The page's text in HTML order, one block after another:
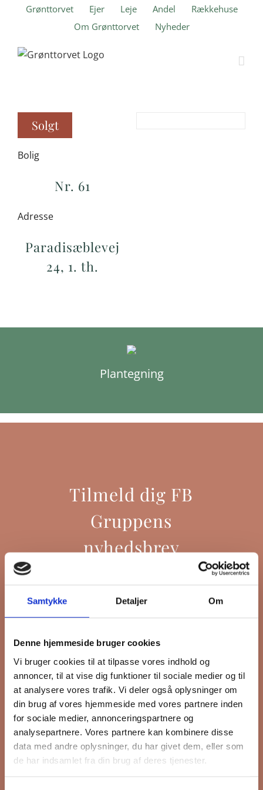
Samtykke Detaljer Om
Denne hjemmeside bruger cookies
Vi bruger cookies til at tilpasse vores indhold og
annoncer, til at vise dig funktioner til sociale medier og til
at analysere vores trafik. Vi deler også oplysninger om
din brug af vores hjemmeside med vores partnere inden
for sociale medier, annonceringspartnere og
analysepartnere. Vores partnere kan kombinere disse
data med andre oplysninger, du har givet dem, eller som
de har indsamlet fra din brug af deres tjenester.
Grønttorvet Ejer Leje Andel
Rækkehuse
Om Grønttorvet
Nyheder
Solgt
Bolig
Nr. 61
Adresse
Paradisæblevej
24, 1. th.
Plantegning
Tilmeld dig FB
Gruppens
nyhedsbrev
Hold dig opdateret på hvad der sker
på Grønttorvet. I vores nyhedsbrev
VIP Åbent Hus, når vi sætter nye
boliger til salg eller udlejning, så du
kan komme først i køen.
* påkrævet
Fornavn
Efternavn